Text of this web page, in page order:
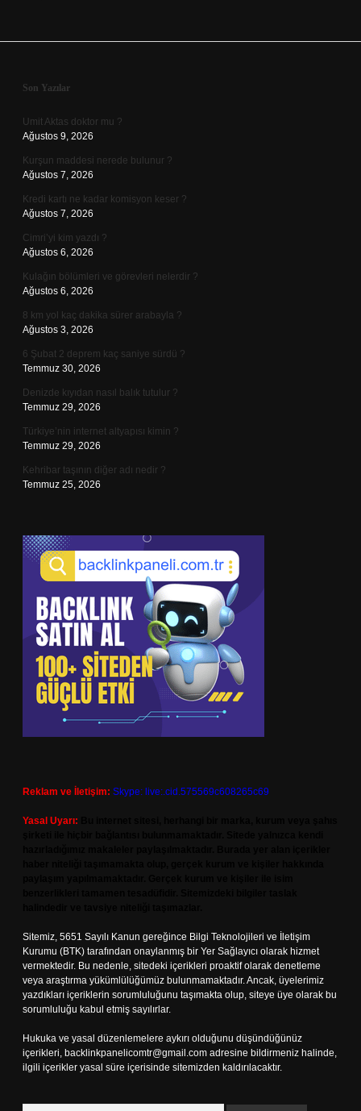
Sidebar
Son Yazılar
Umit Aktas doktor mu ?
Ağustos 9, 2026
Kurşun maddesi nerede bulunur ?
Ağustos 7, 2026
Kredi kartı ne kadar komisyon keser ?
Ağustos 7, 2026
Cimri’yi kim yazdı ?
Ağustos 6, 2026
Kulağın bölümleri ve görevleri nelerdir ?
Ağustos 6, 2026
8 km yol kaç dakika sürer arabayla ?
Ağustos 3, 2026
6 Şubat 2 deprem kaç saniye sürdü ?
Temmuz 30, 2026
Denizde kıyıdan nasıl balık tutulur ?
Temmuz 29, 2026
Türkiye’nin internet altyapısı kimin ?
Temmuz 29, 2026
Kehribar taşının diğer adı nedir ?
Temmuz 25, 2026
Reklam ve İletişim: Skype: live:.cid.575569c608265c69
Yasal Uyarı:
Sitemiz, 5651 Sayılı Kanun gereğince Bilgi Teknolojileri ve İletişim
Kurumu (BTK) tarafından onaylanmış bir Yer Sağlayıcı olarak hizmet
vermektedir. Bu nedenle, sitedeki içerikleri proaktif olarak denetleme
veya araştırma yükümlülüğümüz bulunmamaktadır. Ancak, üyelerimiz
yazdıkları içeriklerin sorumluluğunu taşımakta olup, siteye üye olarak bu
sorumluluğu kabul etmiş sayılırlar.
Hukuka ve yasal düzenlemelere aykırı olduğunu düşündüğünüz
içerikleri, backlinkpanelicomtr@gmail.com adresine bildirmeniz halinde,
ilgili içerikler yasal süre içerisinde sitemizden kaldırılacaktır.